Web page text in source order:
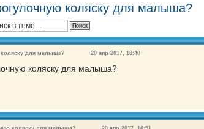
коляску для малыша?
коляску для малыша? 20 апр 2017, 18:40
коляску для малыша?